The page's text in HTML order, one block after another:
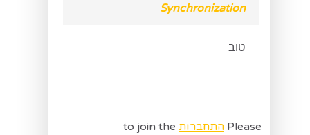
Synchronization
טוב
Please התחברות to join the